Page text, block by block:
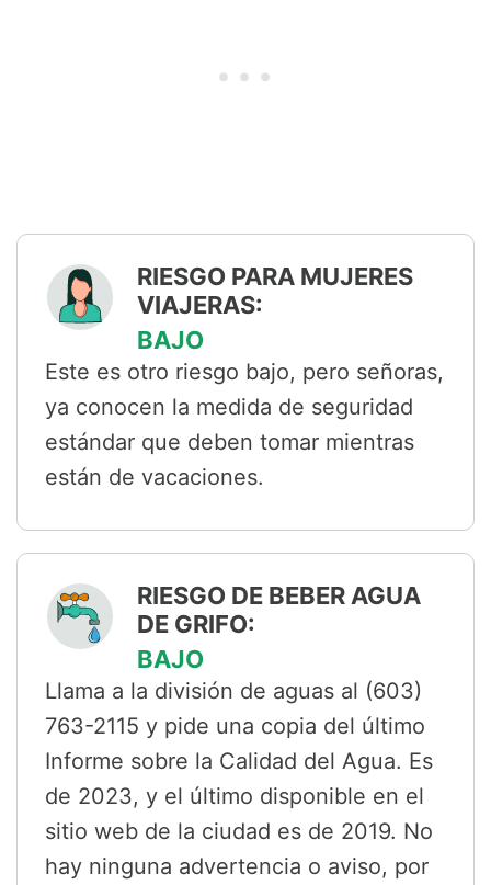
RIESGO PARA MUJERES
VIAJERAS:
BAJO
Este es otro riesgo bajo, pero señoras,
ya conocen la medida de seguridad
estándar que deben tomar mientras
están de vacaciones.
RIESGO DE BEBER AGUA
DE GRIFO:
BAJO
Llama a la división de aguas al (603)
763-2115 y pide una copia del último
Informe sobre la Calidad del Agua. Es
de 2023, y el último disponible en el
sitio web de la ciudad es de 2019. No
hay ninguna advertencia o aviso, por